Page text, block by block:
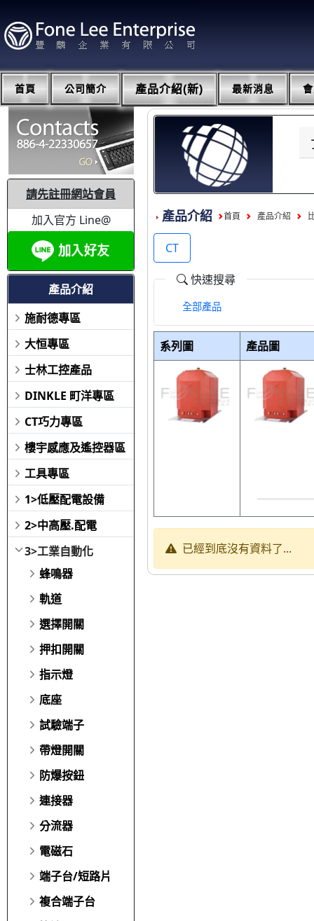
首頁 公司簡介 產品介紹(新) 最新消息
請先註冊網站會員
加入官方 Line@
產品介紹
施耐德專區
大恒專區
士林工控產品
DINKLE 町洋專區
CT巧力專區
樓宇感應及遙控器區
工具專區
1>低壓配電設備
2>中高壓.配電
3>工業自動化
蜂鳴器
軌道
選擇開關
押扣開關
指示燈
底座
試驗端子
帶燈開關
防爆按鈕
連接器
分流器
電磁石
端子台/短路片
複合端子台
產品介紹 首頁 產品介紹
CT
快速搜尋
全部產品
系列圖 產品圖
已經到底沒有資料了...